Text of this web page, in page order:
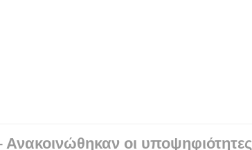
Ανακοινώθηκαν οι υποψηφιότητες